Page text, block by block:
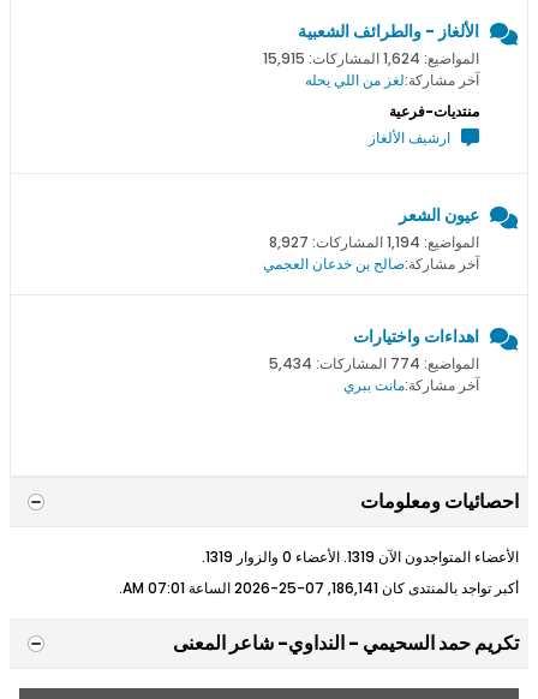
الألغاز - والطرائف الشعبية
المواضيع: 1,624 المشاركات: 15,915
آخر مشاركة:لغز من اللي يحله
منتديات-فرعية
ارشيف الألغاز
عيون الشعر
المواضيع: 1,194 المشاركات: 8,927
آخر مشاركة:صالح بن خدعان العجمي
اهداءات واختيارات
المواضيع: 774 المشاركات: 5,434
آخر مشاركة:مانت ببري
احصائيات ومعلومات
الأعضاء المتواجدون الآن 1319. الأعضاء 0 والزوار 1319.
أكبر تواجد بالمنتدى كان 186,141, 07-25-2026 الساعة
07:01 AM
.
تكريم حمد السحيمي - النداوي- شاعر المعنى